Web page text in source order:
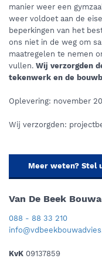
manier weer een
weer voldoet aan de
beperkingen van het
ons niet in de weg om
maatregelen te nemen
vullen. Wij verzorgden
tekenwerk en de
Oplevering: november
Wij verzorgden:
Meer weten? Stel
Van De Beek
088 - 88 33 210
KvK 09137859